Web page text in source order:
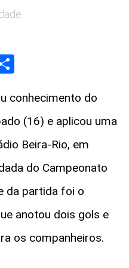
conhecimento do
(16) e aplicou uma
Beira-Rio, em
do Campeonato
da partida foi o
anotou dois gols e
os companheiros.